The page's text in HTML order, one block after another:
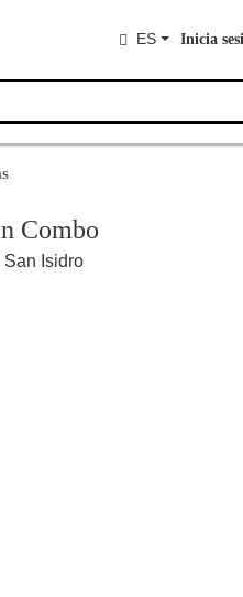
ES Inicia
Combo
San Isidro